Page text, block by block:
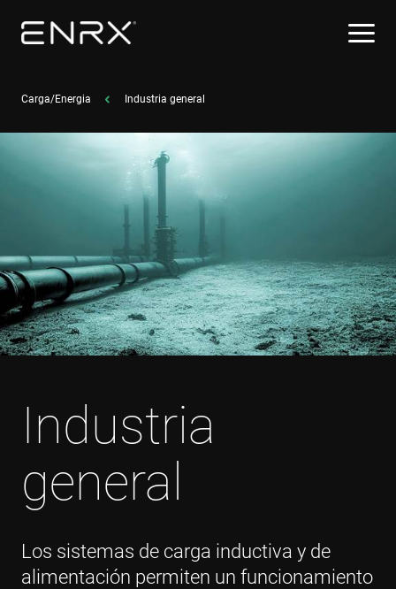
Carga/Energia Industria general
Industria
general
Los sistemas de carga inductiva y de
alimentación permiten un funcionamiento